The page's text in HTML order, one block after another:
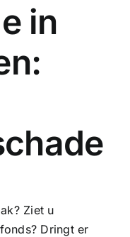
in
Ziet u
Dringt er